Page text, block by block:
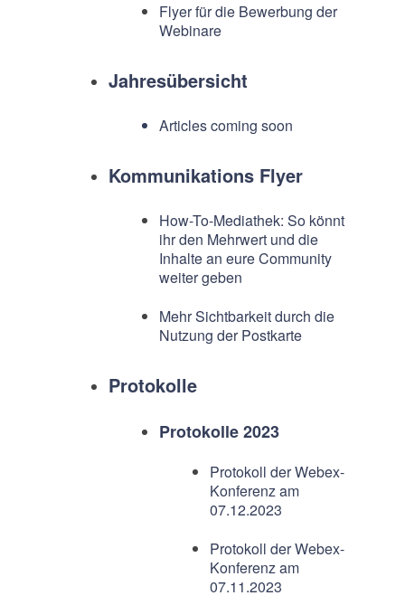
Flyer für die Bewerbung der
Webinare
Jahresübersicht
Articles coming soon
Kommunikations Flyer
How-To-Mediathek: So könnt
ihr den Mehrwert und die
Inhalte an eure Community
weiter geben
Mehr Sichtbarkeit durch die
Nutzung der Postkarte
Protokolle
Protokolle 2023
Protokoll der Webex-
Konferenz am
07.12.2023
Protokoll der Webex-
Konferenz am
07.11.2023